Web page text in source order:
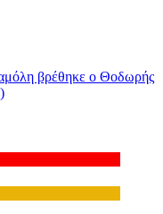
βρέθηκε ο Θοδωρής